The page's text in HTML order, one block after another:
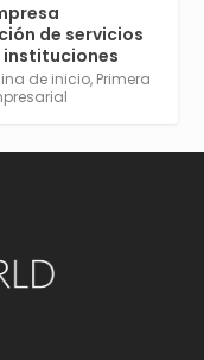
de gran
a inscripción:
de servicios
instituciones
de inicio, Primera